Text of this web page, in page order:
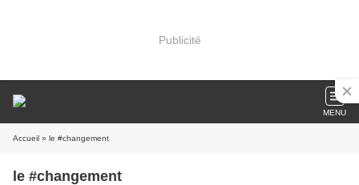
Publicité
MENU
Accueil » le #changement
le #changement